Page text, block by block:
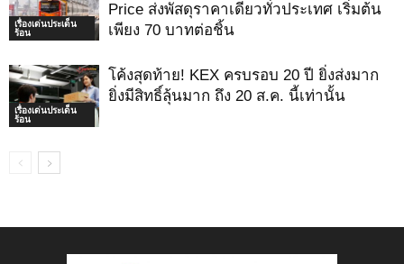
เรื่องเด่นประเด็น
ร้อน
Price ส่งพัสดุราคาเดียวทั่วประเทศ เริ่มต้น
เพียง 70 บาทต่อชิ้น
เรื่องเด่นประเด็น
ร้อน
โค้งสุดท้าย! KEX ครบรอบ 20 ปี ยิ่งส่งมาก
ยิ่งมีสิทธิ์ลุ้นมาก ถึง 20 ส.ค. นี้เท่านั้น